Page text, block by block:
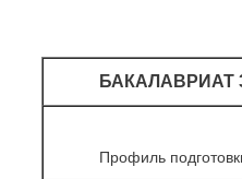
БАКАЛАВРИАТ
Профиль